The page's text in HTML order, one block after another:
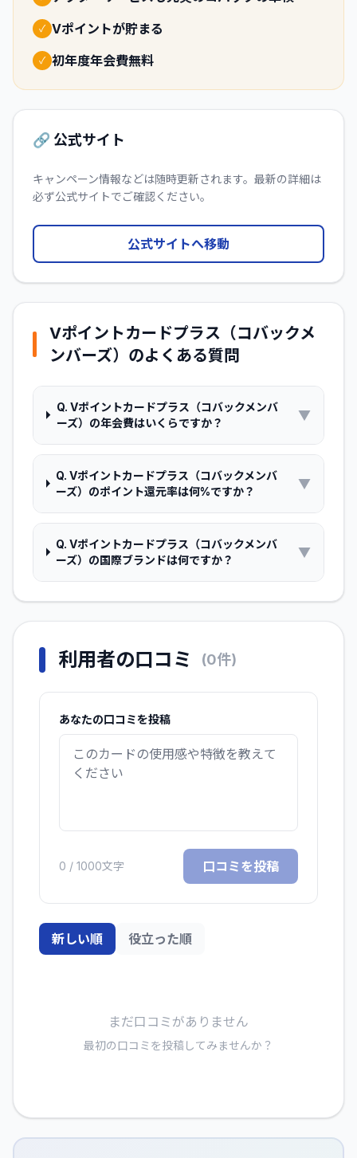
✓ Vポイントが貯まる
✓ 初年度年会費無料
🔗 公式サイト
キャンペーン情報などは随時更新されます。最新の詳細は
必ず公式サイトでご確認ください。
公式サイトへ移動
Vポイントカードプラス（コバックメ
ンバーズ） のよくある質問
Q. Vポイントカードプラス（コバックメンバ
ーズ）の年会費はいくらですか？
▼
Q.Vポイントカードプラス（コバックメンバ
ーズ）のポイント還元率は何%ですか？
▼
Q.Vポイントカードプラス（コバックメンバ
ーズ）の国際ブランドは何ですか？
▼
利用者の口コミ (0件)
あなたの口コミを投稿
0 / 1000文字 口コミを投稿
新しい順 役立った順
まだ口コミがありません
最初の口コミを投稿してみませんか？